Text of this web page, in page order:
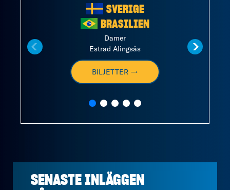
SVERIGE
BRASILIEN
Damer
Estrad Alingsås
BILJETTER →
SENASTE INLÄGGEN